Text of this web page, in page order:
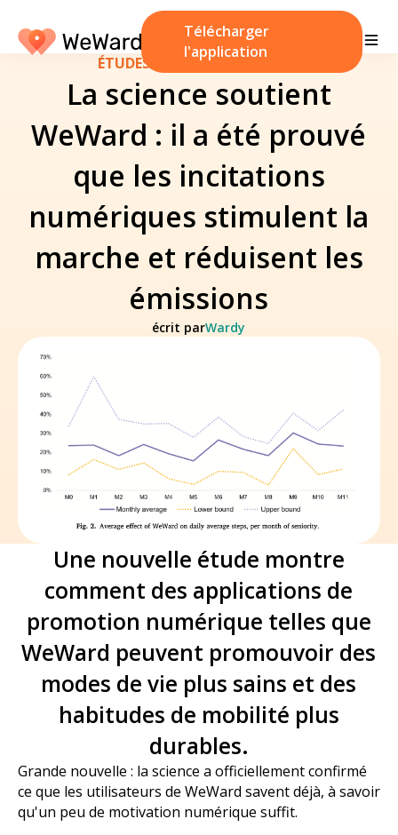
Télécharger
l'application
ÉTUDES 17 septembre 2025
La science soutient
WeWard : il a été prouvé
que les incitations
numériques stimulent la
marche et réduisent les
émissions
écrit parWardy
Une nouvelle étude montre
comment des applications de
promotion numérique telles que
WeWard peuvent promouvoir des
modes de vie plus sains et des
habitudes de mobilité plus
durables.
Grande nouvelle : la science a officiellement confirmé
ce que les utilisateurs de WeWard savent déjà, à savoir
qu'un peu de motivation numérique suffit.